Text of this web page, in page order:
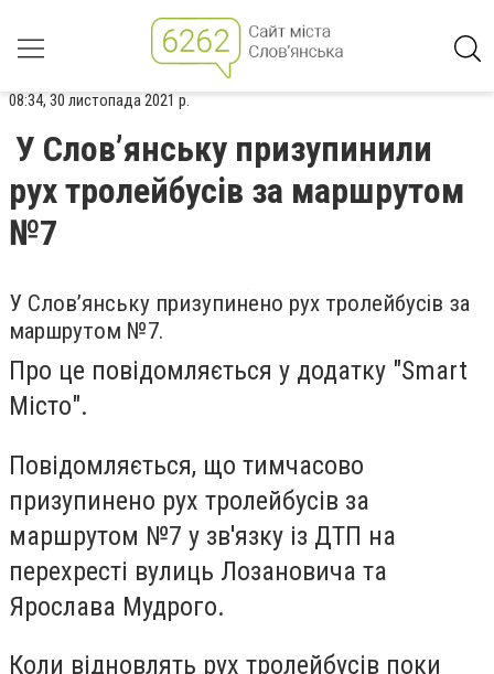
08:34, 30 листопада 2021 р.
У Слов’янську призупинили
рух тролейбусів за маршрутом
№7
У Слов’янську призупинено рух тролейбусів за
маршрутом №7.
Про це повідомляється у додатку "Smart
Місто".
Повідомляється, що тимчасово
призупинено рух тролейбусів за
маршрутом №7 у зв'язку із ДТП на
перехресті вулиць Лозановича та
Ярослава Мудрого.
Коли відновлять рух тролейбусів поки